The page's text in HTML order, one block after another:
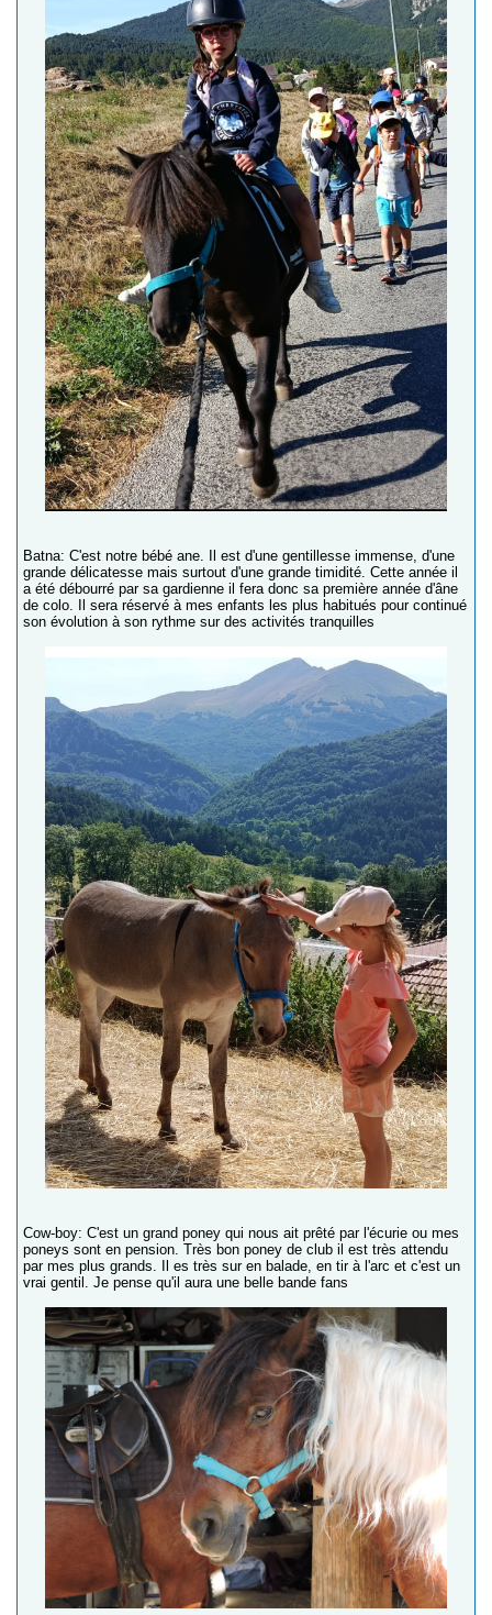
Batna: C'est notre bébé ane. Il est d'une gentillesse immense, d'une
grande délicatesse mais surtout d'une grande timidité. Cette année il
a été débourré par sa gardienne il fera donc sa première année d'âne
de colo. Il sera réservé à mes enfants les plus habitués pour continué
son évolution à son rythme sur des activités tranquilles
Cow-boy: C'est un grand poney qui nous ait prêté par l'écurie ou mes
poneys sont en pension. Très bon poney de club il est très attendu
par mes plus grands. Il es très sur en balade, en tir à l'arc et c'est un
vrai gentil. Je pense qu'il aura une belle bande fans